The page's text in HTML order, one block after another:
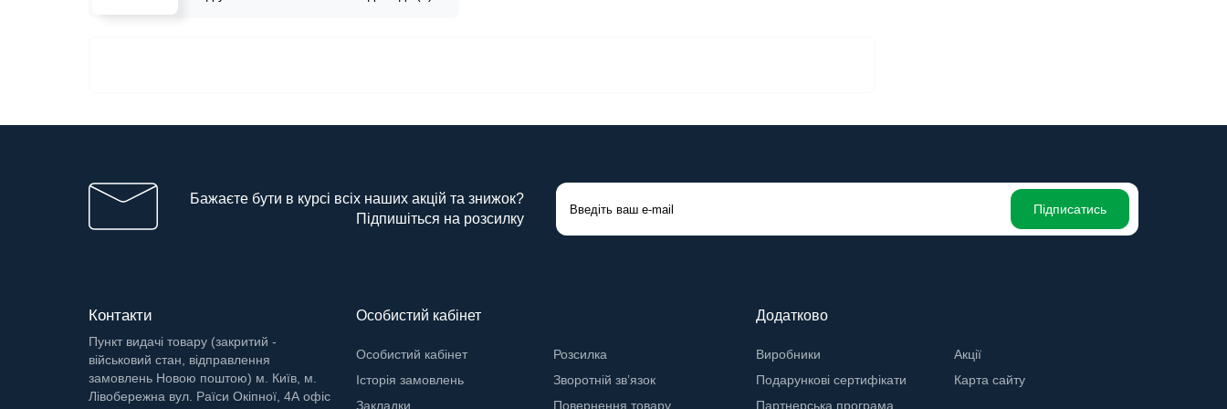
Бажаєте бути в курсі всіх наших акцій та знижок?
Підпишіться на розсилку
Підписатись
Контакти
Пункт видачі товару (закритий -
військовий стан, відправлення
замовлень Новою поштою) м. Київ, м.
Лівобережна вул. Раїси Окіпної, 4А офіс
Особистий кабінет
Особистий кабінет
Історія замовлень
Закладки
Розсилка
Зворотній зв’язок
Повернення товару
Додатково
Виробники
Подарункові сертифікати
Партнерська програма
Акції
Карта сайту